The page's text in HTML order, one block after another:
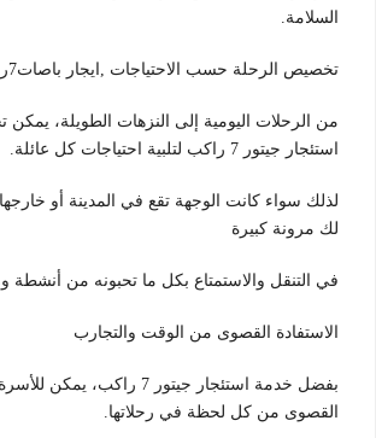
السلامة.
تخصيص الرحلة حسب الاحتياجات ,ايجار باصات7راكب
من الرحلات اليومية إلى النزهات الطويلة،
استئجار جيتور 7 راكب لتلبية احتياجات كل عائلة.
لذلك سواء كانت الوجهة تقع في المدينة أو
لك مرونة كبيرة
في التنقل والاستمتاع بكل ما تحبونه من أنشطة
الاستفادة القصوى من الوقت والتجارب
بفضل خدمة استئجار جيتور 7 راكب،
القصوى من كل لحظة في رحلاتها.